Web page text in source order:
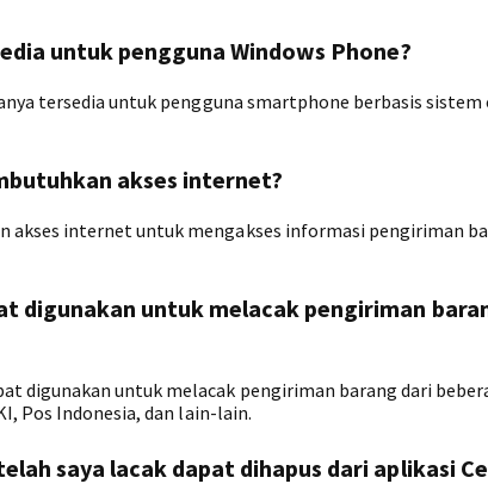
untuk pengguna Windows Phone?
tersedia untuk pengguna smartphone berbasis sistem
akses internet?
akses internet untuk mengakses informasi pengiriman
digunakan untuk melacak pengiriman
digunakan untuk melacak pengiriman barang dari
Pos Indonesia, dan lain-lain.
saya lacak dapat dihapus dari aplikasi